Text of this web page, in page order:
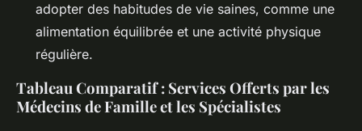
adopter des habitudes de vie saines, comme une
alimentation équilibrée et une activité physique
régulière.
Tableau Comparatif : Services Offerts par les
Médecins de Famille et les Spécialistes